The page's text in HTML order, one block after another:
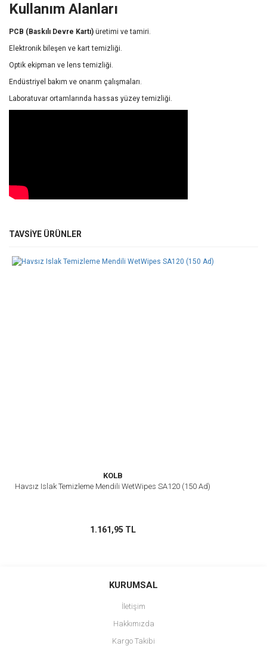
Kullanım Alanları
PCB (Baskılı Devre Kartı) üretimi ve tamiri.
Elektronik bileşen ve kart temizliği.
Optik ekipman ve lens temizliği.
Endüstriyel bakım ve onarım çalışmaları.
Laboratuvar ortamlarında hassas yüzey temizliği.
Bu ürünün fiyat bilgisi, resim, ürün açıklamalarında ve diğer
konularda yetersiz gördüğünüz noktaları öneri formunu kullanarak
Görüş ve önerileriniz için teşekkür ederiz.
TAVSİYE ÜRÜNLER
KOLB
Havsız Islak Temizleme Mendili WetWipes SA120 (150 Ad)
1.161,95 TL
KURUMSAL
İletişim
Hakkımızda
Kargo Takibi